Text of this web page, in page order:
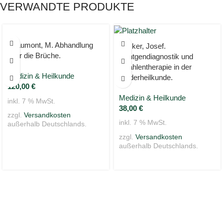
VERWANDTE PRODUKTE
Beaumont, M. Abhandlung
über die Brüche.
Medizin & Heilkunde
120,00 €
inkl. 7 % MwSt.
zzgl. Versandkosten
außerhalb Deutschlands.
Becker, Josef.
Röntgendiagnostik und
Strahlentherapie in der
Kinderheilkunde.
Medizin & Heilkunde
38,00 €
inkl. 7 % MwSt.
zzgl. Versandkosten
außerhalb Deutschlands.